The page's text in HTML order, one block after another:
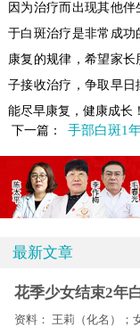
因为治疗而出现其他
于白斑治疗是非常成
康复的规律，希望家
子接收治疗，争取早
能尽早康复，健康成长！
下一篇：
手部白斑1
最新文章
花季少女结束2年
资料： 王莉（化名）；